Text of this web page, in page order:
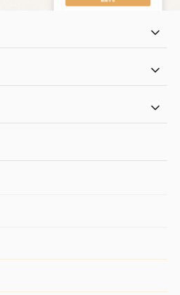
のオイル漬（塩麹&レモ